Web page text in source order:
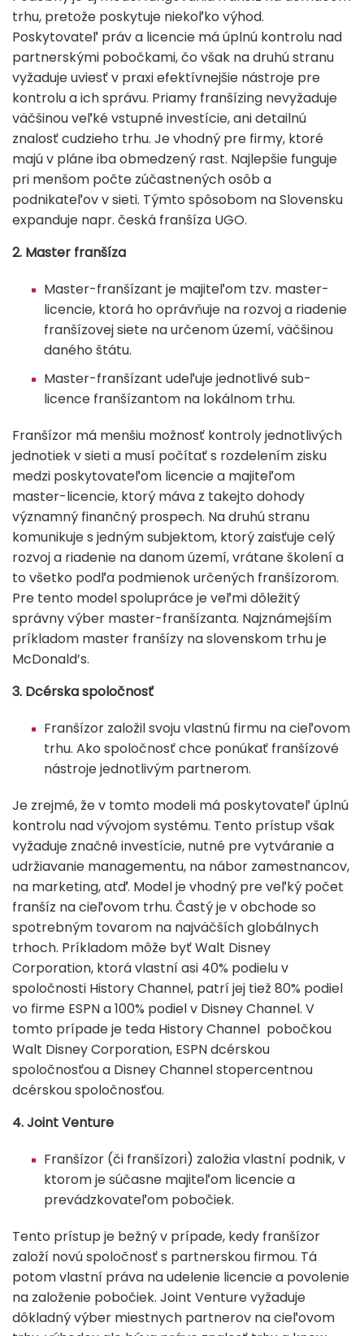
trhu, pretože poskytuje niekoľko výhod.
Poskytovateľ práv a licencie má úplnú kontrolu nad
partnerskými pobočkami, čo však na druhú stranu
vyžaduje uviesť v praxi efektívnejšie nástroje pre
kontrolu a ich správu. Priamy franšízing nevyžaduje
väčšinou veľké vstupné investície, ani detailnú
znalosť cudzieho trhu. Je vhodný pre firmy, ktoré
majú v pláne iba obmedzený rast. Najlepšie funguje
pri menšom počte zúčastnených osôb a
podnikateľov v sieti. Týmto spôsobom na Slovensku
expanduje napr. česká franšíza UGO.
2. Master franšíza
Master-franšízant je majiteľom tzv. master-
licencie, ktorá ho oprávňuje na rozvoj a riadenie
franšízovej siete na určenom území, väčšinou
daného štátu.
Master-franšízant udeľuje jednotlivé sub-
licence franšízantom na lokálnom trhu.
Franšízor má menšiu možnosť kontroly jednotlivých
jednotiek v sieti a musí počítať s rozdelením zisku
medzi poskytovateľom licencie a majiteľom
master-licencie, ktorý máva z takejto dohody
významný finančný prospech. Na druhú stranu
komunikuje s jedným subjektom, ktorý zaisťuje celý
rozvoj a riadenie na danom území, vrátane školení a
to všetko podľa podmienok určených franšízorom.
Pre tento model spolupráce je veľmi dôležitý
správny výber master-franšízanta. Najznámejším
príkladom master franšízy na slovenskom trhu je
McDonald’s.
3. Dcérska spoločnosť
Franšízor založil svoju vlastnú firmu na cieľovom
trhu. Ako spoločnosť chce ponúkať franšízové
nástroje jednotlivým partnerom.
Je zrejmé, že v tomto modeli má poskytovateľ úplnú
kontrolu nad vývojom systému. Tento prístup však
vyžaduje značné investície, nutné pre vytváranie a
udržiavanie managementu, na nábor zamestnancov,
na marketing, atď. Model je vhodný pre veľký počet
franšíz na cieľovom trhu. Častý je v obchode so
spotrebným tovarom na najväčších globálnych
trhoch. Príkladom môže byť Walt Disney
Corporation, ktorá vlastní asi 40% podielu v
spoločnosti History Channel, patrí jej tiež 80% podiel
vo firme ESPN a 100% podiel v Disney Channel. V
tomto prípade je teda History Channel pobočkou
Walt Disney Corporation, ESPN dcérskou
spoločnosťou a Disney Channel stopercentnou
dcérskou spoločnosťou.
4. Joint Venture
Franšízor (či franšízori) založia vlastní podnik, v
ktorom je súčasne majiteľom licencie a
prevádzkovateľom pobočiek.
Tento prístup je bežný v prípade, kedy franšízor
založí novú spoločnosť s partnerskou firmou. Tá
potom vlastní práva na udelenie licencie a povolenie
na založenie pobočiek. Joint Venture vyžaduje
dôkladný výber miestnych partnerov na cieľovom